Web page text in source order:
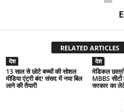
RELATED ARTICLES
देश
13 साल से छोटे बच्चों की सोशल
मीडिया एंट्री बंद! संसद में नया बिल
लाने की तैयारी
देश
मेडिकल
MBBS
सरकार का